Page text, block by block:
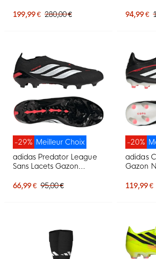
Noir Blanc Rouge
199,99 € 280,00 €
94,99 €
Meilleur Choix
-29%
adidas Predator League
Sans Lacets Gazon
Foot (FG) Noir Blanc
66,99 € 95,00 €
-20%
adidas
Gazon
Noir
119,99 €